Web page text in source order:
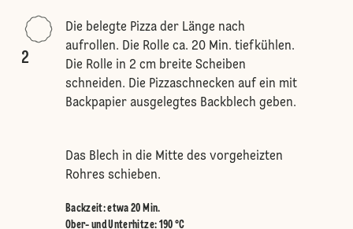
2
Die belegte Pizza der Länge nach
aufrollen. Die Rolle ca. 20 Min. tiefkühlen.
Die Rolle in 2 cm breite Scheiben
schneiden. Die Pizzaschnecken auf ein mit
Backpapier ausgelegtes Backblech geben.
Das Blech in die Mitte des vorgeheizten
Rohres schieben.
Backzeit: etwa 20 Min.
Ober- und Unterhitze: 190 °C